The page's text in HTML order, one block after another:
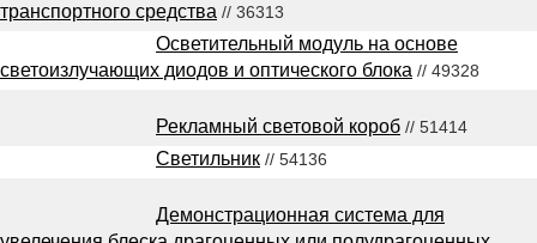
транспортного средства // 36313
Осветительный модуль на основе
светоизлучающих диодов и оптического блока // 49328
Рекламный световой короб // 51414
Светильник // 54136
Демонстрационная система для